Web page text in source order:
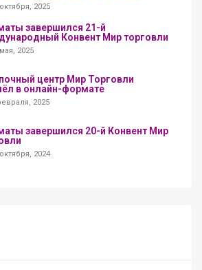
2025
завершился 21-й
Конвент Мир торговли
2025
центр Мир Торговли
в онлайн-формате
2025
завершился 20-й Конвент Мир
2024